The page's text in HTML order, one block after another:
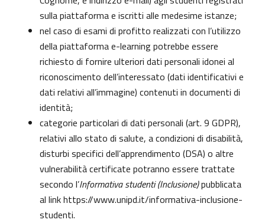
sulla piattaforma e iscritti alle medesime istanze;
nel caso di esami di profitto realizzati con l’utilizzo
della piattaforma e-learning potrebbe essere
richiesto di fornire ulteriori dati personali idonei al
riconoscimento dell’interessato (dati identificativi e
dati relativi all’immagine) contenuti in documenti di
identità;
categorie particolari di dati personali (art. 9 GDPR),
relativi allo stato di salute, a condizioni di disabilità,
disturbi specifici dell’apprendimento (DSA) o altre
vulnerabilità certificate potranno essere trattate
secondo l’Informativa studenti (Inclusione)pubblicata
al linkhttps://www.unipd.it/informativa-inclusione-
studenti.